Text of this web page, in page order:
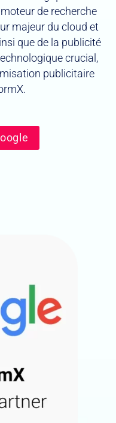
de recherche
majeur du cloud et
que de la publicité
crucial,
publicitaire